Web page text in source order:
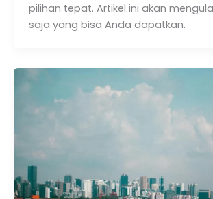
pilihan tepat. Artikel ini akan
saja yang bisa Anda dapatkan.